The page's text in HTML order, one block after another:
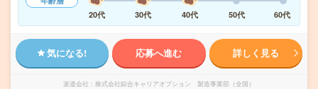
20代
30代 40代 50代 60代
気になる! 応募へ進む 詳しく見る
派遣会社 株式会社綜合キャリアオプション 製造事業部（全国）